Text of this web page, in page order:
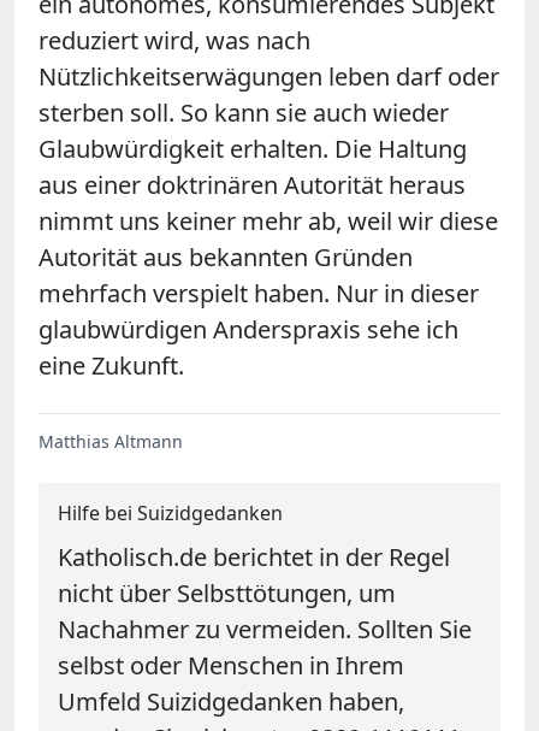
reduziert wird, was nach
Nützlichkeitserwägungen leben darf oder
sterben soll. So kann sie auch wieder
Glaubwürdigkeit erhalten. Die Haltung
aus einer doktrinären Autorität heraus
nimmt uns keiner mehr ab, weil wir diese
Autorität aus bekannten Gründen
mehrfach verspielt haben. Nur in dieser
glaubwürdigen Anderspraxis sehe ich
eine Zukunft.
Matthias Altmann
Hilfe bei Suizidgedanken
Katholisch.de berichtet in der Regel
nicht über Selbsttötungen, um
Nachahmer zu vermeiden. Sollten Sie
selbst oder Menschen in Ihrem
Umfeld Suizidgedanken haben,